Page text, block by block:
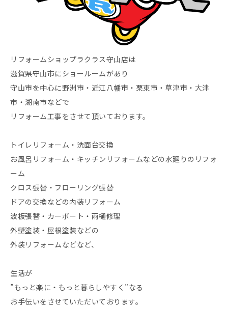
リフォームショップラクラス守山店は
滋賀県守山市にショールームがあり
守山市を中心に野洲市・近江八幡市・栗東市・草津市・大津
市・湖南市などで
リフォーム工事をさせて頂いております。
トイレリフォーム・洗面台交換
お風呂リフォーム・キッチンリフォームなどの水廻りのリフォ
ーム
クロス張替・フローリング張替
ドアの交換などの内装リフォーム
波板張替・カーポート・雨樋修理
外壁塗装・屋根塗装などの
外装リフォームなどなど、
生活が
”もっと楽に・もっと暮らしやすく”なる
お手伝いをさせていただいております。